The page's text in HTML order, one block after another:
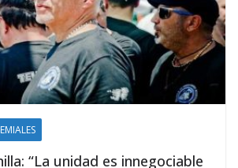
“La unidad es innegociable